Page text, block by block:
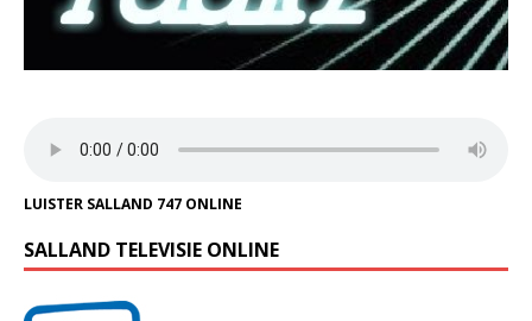
LUISTER SALLAND 747 ONLINE
SALLAND TELEVISIE ONLINE